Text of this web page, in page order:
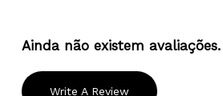
Ainda não existem avaliações.
Write A Review